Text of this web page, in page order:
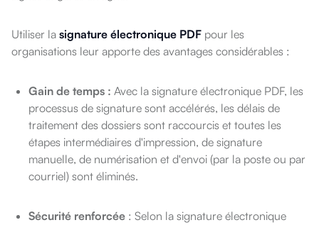
Utiliser la signature électronique PDF pour les
organisations leur apporte des avantages considérables :
Gain de temps : Avec la signature électronique PDF, les
processus de signature sont accélérés, les délais de
traitement des dossiers sont raccourcis et toutes les
étapes intermédiaires d'impression, de signature
manuelle, de numérisation et d'envoi (par la poste ou par
courriel) sont éliminés.
Sécurité renforcée : Selon la signature électronique